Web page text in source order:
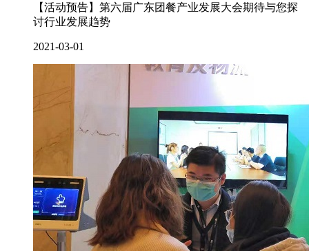
【活动预告】第六届广东团餐产业发展大会期待与您探
讨行业发展趋势
2021-03-01